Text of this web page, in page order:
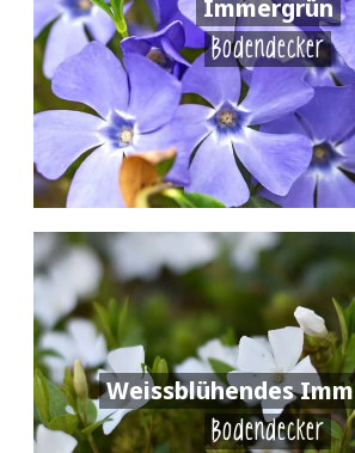
Immergrün
Bodendecker
Weissblühendes
Bodendecker